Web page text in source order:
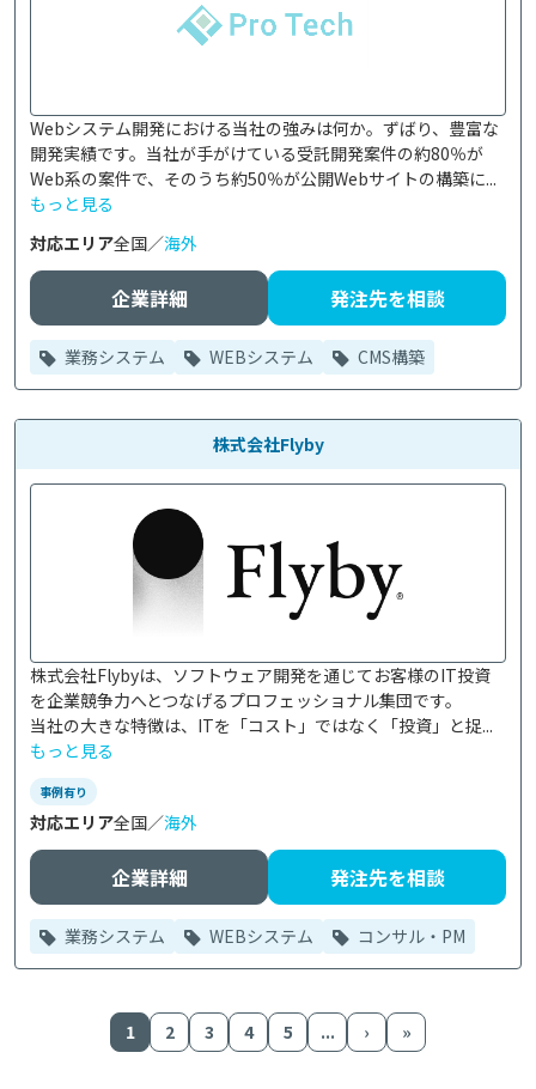
Webシステム開発における当社の強みは何か。ずばり、豊富な
開発実績です。当社が手がけている受託開発案件の約80％が
Web系の案件で、そのうち約50％が公開Webサイトの構築に...
もっと見る
対応エリア全国／海外
企業詳細 発注先を相談
業務システム WEBシステム CMS構築
株式会社Flyby
株式会社Flybyは、ソフトウェア開発を通じてお客様のIT投資
を企業競争力へとつなげるプロフェッショナル集団です。
当社の大きな特徴は、ITを「コスト」ではなく「投資」と捉...
もっと見る
事例有り
対応エリア全国／海外
企業詳細 発注先を相談
業務システム WEBシステム コンサル・PM
1 2 3 4 5 ... › »